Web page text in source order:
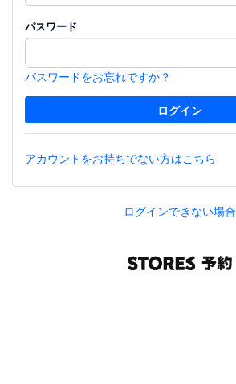
パスワード
パスワードをお忘れですか？
アカウントをお持ちでない方はこちら
ログインできない場合